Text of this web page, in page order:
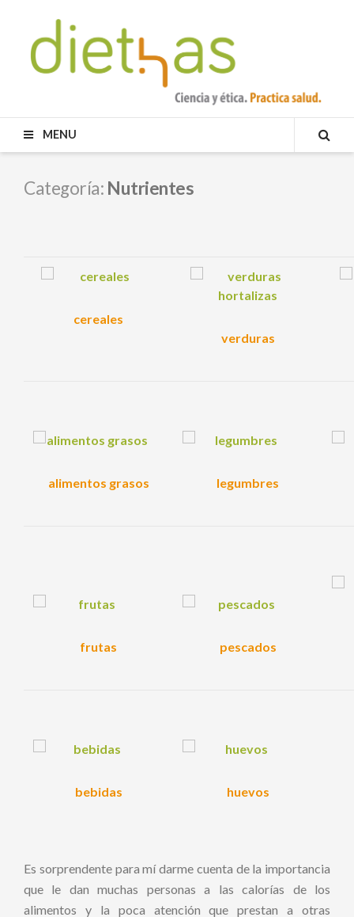
content
DIETHAS
MENU
Categoría: Nutrientes
cereales
verduras
alimentos grasos legumbres
frutas pescados
bebidas huevos
Es sorprendente para mí darme cuenta de la importancia
que le dan muchas personas a las calorías de los
alimentos y la poca atención que prestan a otras